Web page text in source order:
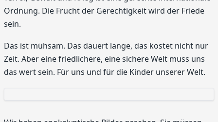
Ordnung. Die Frucht der Gerechtigkeit wird der Friede
sein.
Das ist mühsam. Das dauert lange, das kostet nicht nur
Zeit. Aber eine friedlichere, eine sichere Welt muss uns
das wert sein. Für uns und für die Kinder unserer Welt.